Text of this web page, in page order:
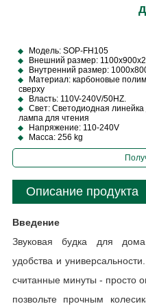
Модель: SOP-FH105
Внешний размер:
Внутренний размер:
Материал: карбоновые
сверху
Власть: 110V-240V/50HZ.
Свет: Светодиодная линейка
лампа для чтения
Напряжение: 110-240V
Масса: 256 kg
Описание продукта
Введение
Звуковая будка для
удобства и
считанные минуты - просто
позвольте прочным